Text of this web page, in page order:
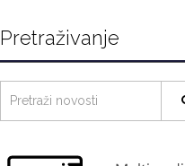
Pretraživanje